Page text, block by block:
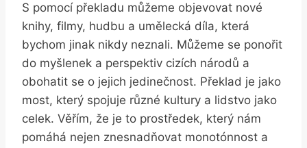
S pomocí překladu můžeme objevovat nové
knihy, filmy, hudbu a umělecká díla, která
bychom jinak nikdy neznali. Můžeme se ponořit
do myšlenek a perspektiv cizích národů a
obohatit se o jejich jedinečnost. Překlad je jako
most, který spojuje různé kultury a lidstvo jako
celek. Věřím, že je to prostředek, který nám
pomáhá nejen znesnadňovat monotónnost a